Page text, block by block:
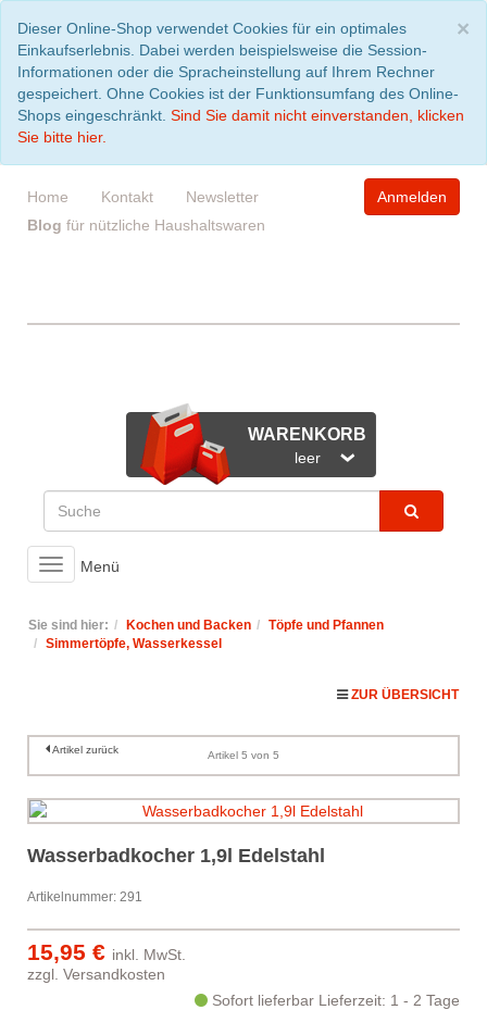
×
Dieser Online-Shop verwendet Cookies für ein optimales
Einkaufserlebnis. Dabei werden beispielsweise die Session-
Informationen oder die Spracheinstellung auf Ihrem Rechner
gespeichert. Ohne Cookies ist der Funktionsumfang des Online-
Shops eingeschränkt. Sind Sie damit nicht einverstanden, klicken
Sie bitte hier.
Home Kontakt
Newsletter
Blog für nützliche Haushaltswaren
Anmelden
WARENKORB
leer
Toggle
navigation
Menü
Sie sind hier: Kochen und Backen
Töpfe und Pfannen
Simmertöpfe, Wasserkessel
ZUR ÜBERSICHT
Artikel zurück Artikel 5 von 5
Wasserbadkocher 1,9l Edelstahl
Artikelnummer: 291
15,95 € inkl. MwSt.
zzgl. Versandkosten
Sofort lieferbar Lieferzeit: 1 - 2 Tage